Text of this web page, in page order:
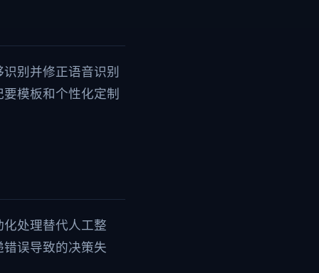
别并修正语音识别
模板和个性化定制
处理替代人工整
误导致的决策失